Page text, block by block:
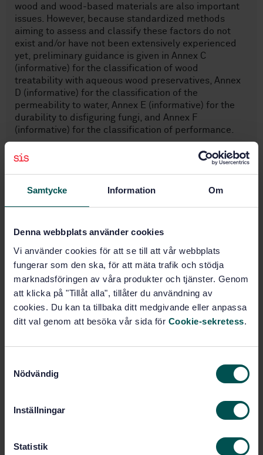
Samtycke Information Om
Denna webbplats använder cookies
Vi använder cookies för att se till att vår webbplats
fungerar som den ska, för att mäta trafik och stödja
marknadsföringen av våra produkter och tjänster. Genom
att klicka på "Tillåt alla", tillåter du användning av
cookies. Du kan ta tillbaka ditt medgivande eller anpassa
ditt val genom att besöka vår sida för Cookie-sekretess.
Nödvändig
Inställningar
Statistik
wood and wood-based materials are also important
issues. However, because standardized methods
aiming to assess and classify these factors do not
exist and/or have not been extensively experienced
yet, preliminary guidance is given in Annex C
(informative) for the classification of wood
treatability with aqueous wood preservatives, Annex
D (informative) for the classification of the
permeability to water, Annex E (informative) for the
durability to disfiguring fungi, and Annex F
(informative) for the classification of performance.
Ämnesområden
SVENSK STANDARD · SS-EN 350:2016
Trä och träbaserade produkters beständighet -
biologisk nedbrytning hos trä och träbaserade
Prenumerera på standarden - Läs mer
1 737 SEK
PDF